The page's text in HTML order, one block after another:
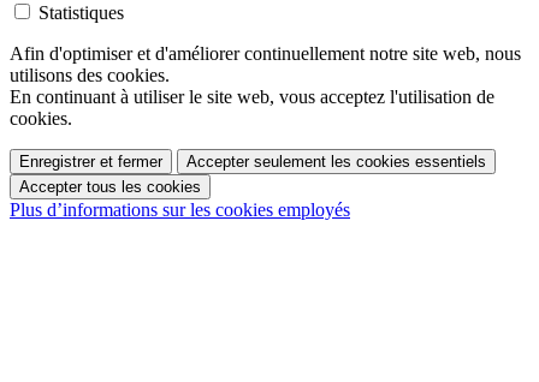
Statistiques
Afin d'optimiser et d'améliorer continuellement notre site web, nous
utilisons des cookies.
En continuant à utiliser le site web, vous acceptez l'utilisation de
cookies.
Enregistrer et fermer
Accepter seulement les cookies essentiels
Accepter tous les cookies
Plus d’informations sur les cookies employés